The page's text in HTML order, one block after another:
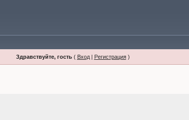
Здравствуйте, гость( Вход| Регистрация)